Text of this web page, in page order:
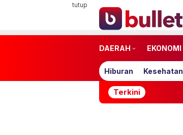
tutup
DAERAH EKONOMI
Hiburan Kesehatan
Terkini